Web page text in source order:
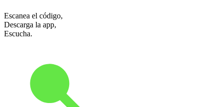
Escanea el código,
Descarga la app,
Escucha.